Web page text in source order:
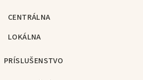
CENTRÁLNA
LOKÁLNA
PRÍSLUŠENSTVO